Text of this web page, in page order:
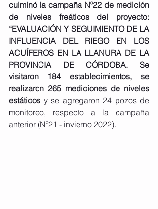
culminó la campaña Nº22 de medición
de niveles freáticos del proyecto:
“EVALUACIÓN Y SEGUIMIENTO DE LA
INFLUENCIA DEL RIEGO EN LOS
ACUÍFEROS EN LA LLANURA DE LA
PROVINCIA DE CÓRDOBA. Se
visitaron 184 establecimientos, se
realizaron 265 mediciones de niveles
estáticos y se agregaron 24 pozos de
monitoreo, respecto a la campaña
anterior (Nº21 - invierno 2022).